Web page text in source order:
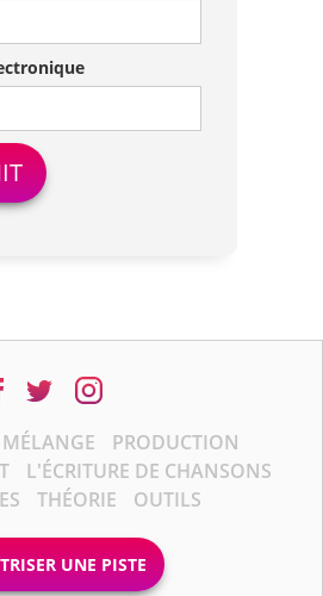
MÉLANGE
PRODUCTION
L'ÉCRITURE DE CHANSONS
THÉORIE OUTILS
UNE PISTE